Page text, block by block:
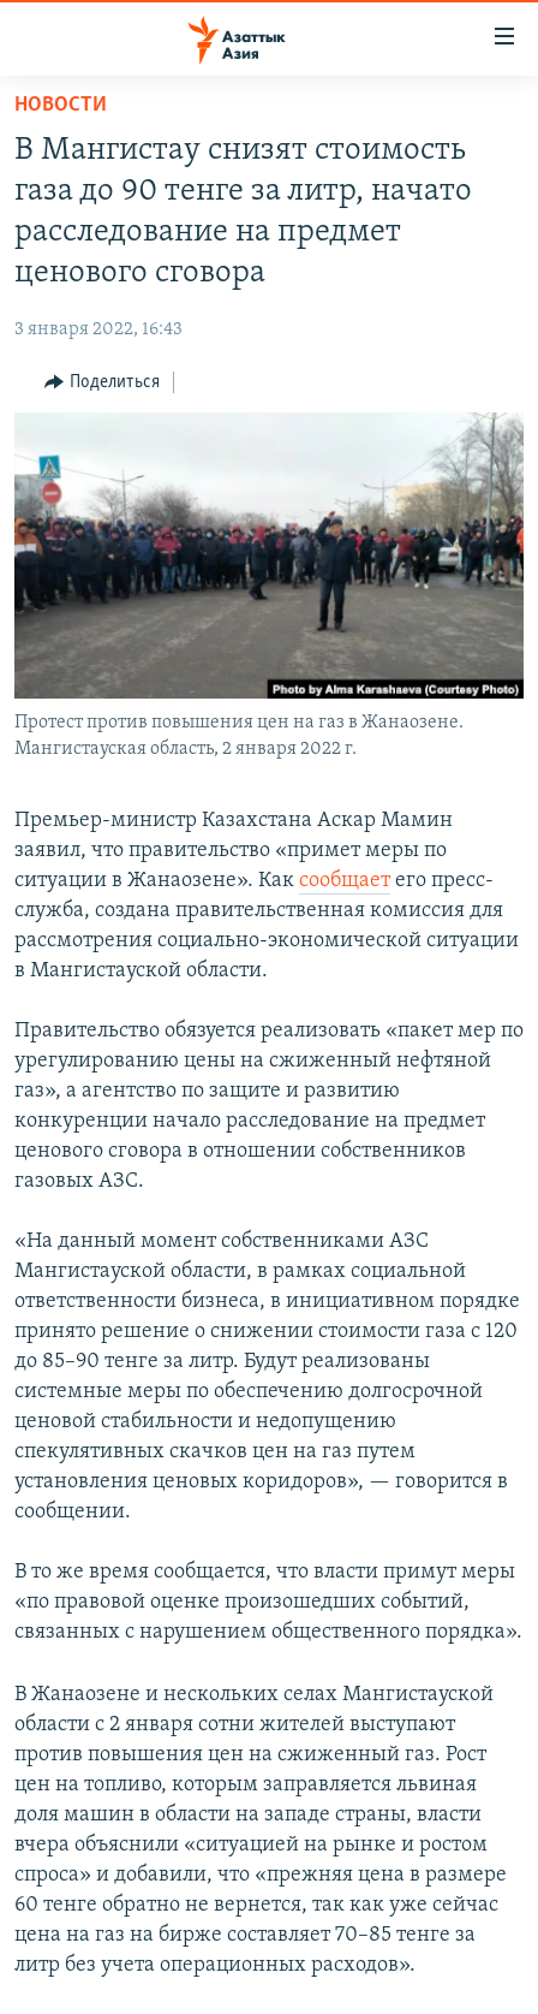
Вернуться
основному
содержанию
главной
Вернутся
поиску
КЫРГЫЗЧА
ЎЗБЕКЧА
TÜRKMENÇE
ПОДПИШИТЕСЬ НА НАС В СОЦСЕТЯХ
НОВОСТИ
В Мангистау снизят стоимость
газа до 90 тенге за литр, начато
расследование на предмет
ценового сговора
3 января 2022, 16:43
Поделиться
Протест против повышения цен на газ в Жанаозене.
Мангистауская область, 2 января 2022 г.
Премьер-министр Казахстана Аскар Мамин
заявил, что правительство «примет меры по
ситуации в Жанаозене». Как сообщаетего пресс-
служба, создана правительственная комиссия для
рассмотрения социально-экономической ситуации
в Мангистауской области.
Правительство обязуется реализовать «пакет мер по
урегулированию цены на сжиженный нефтяной
газ», а агентство по защите и развитию
конкуренции начало расследование на предмет
ценового сговора в отношении собственников
газовых АЗС.
«На данный момент собственниками АЗС
Мангистауской области, в рамках социальной
ответственности бизнеса, в инициативном порядке
принято решение о снижении стоимости газа с 120
до 85–90 тенге за литр. Будут реализованы
системные меры по обеспечению долгосрочной
ценовой стабильности и недопущению
спекулятивных скачков цен на газ путем
установления ценовых коридоров», — говорится в
сообщении.
В то же время сообщается, что власти примут меры
«по правовой оценке произошедших событий,
связанных с нарушением общественного порядка».
В Жанаозене и нескольких селах Мангистауской
области с 2 января сотни жителей выступают
против повышения цен на сжиженный газ. Рост
цен на топливо, которым заправляется львиная
доля машин в области на западе страны, власти
вчера объяснили «ситуацией на рынке и ростом
спроса» и добавили, что «прежняя цена в размере
60 тенге обратно не вернется, так как уже сейчас
цена на газ на бирже составляет 70–85 тенге за
литр без учета операционных расходов».